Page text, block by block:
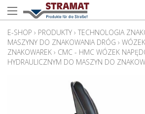
E-SHOP › PRODUKTY › TECHNOLOGIA
MASZYNY DO ZNAKOWANIA DRÓG ›
ZNAKOWAREK › CMC - HMC WÓZEK
HYDRAULICZNYM DO MASZYN DO